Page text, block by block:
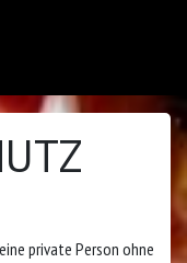
private Person ohne